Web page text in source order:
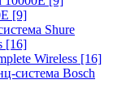
[9]
Shure
[16]
Wireless [16]
система Bosch